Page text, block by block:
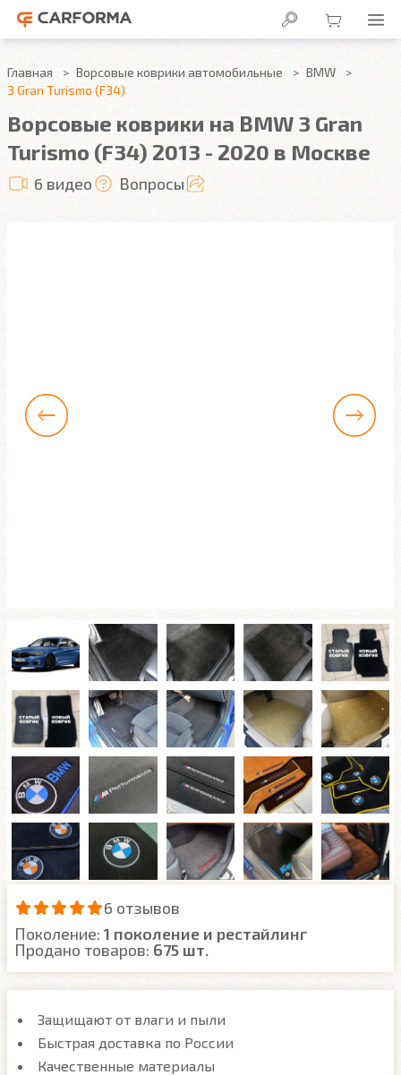
Главная Ворсовые коврики автомобильные
BMW
3 Gran Turismo (F34)
Ворсовые коврики на BMW 3 Gran
Turismo (F34) 2013 - 2020 в Москве
6 видео Вопросы
6 отзывов
Поколение: 1 поколение и рестайлинг
Продано товаров: 675 шт.
Защищают от влаги и пыли
Быстрая доставка по России
Качественные материалы